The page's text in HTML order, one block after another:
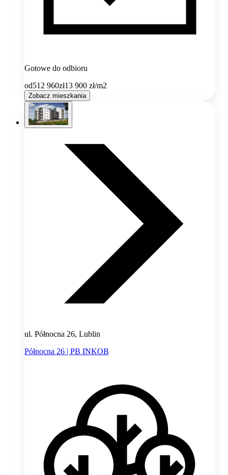
Gotowe do odbioru
od512 960zł13 900 zł/m2
Zobacz mieszkania
ul. Północna 26, Lublin
Północna 26 | PB INKOB